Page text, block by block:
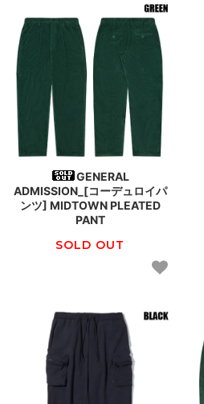
GENERAL
ADMISSION_[コーデュロイパ
ンツ] MIDTOWN PLEATED
PANT
SOLD OUT